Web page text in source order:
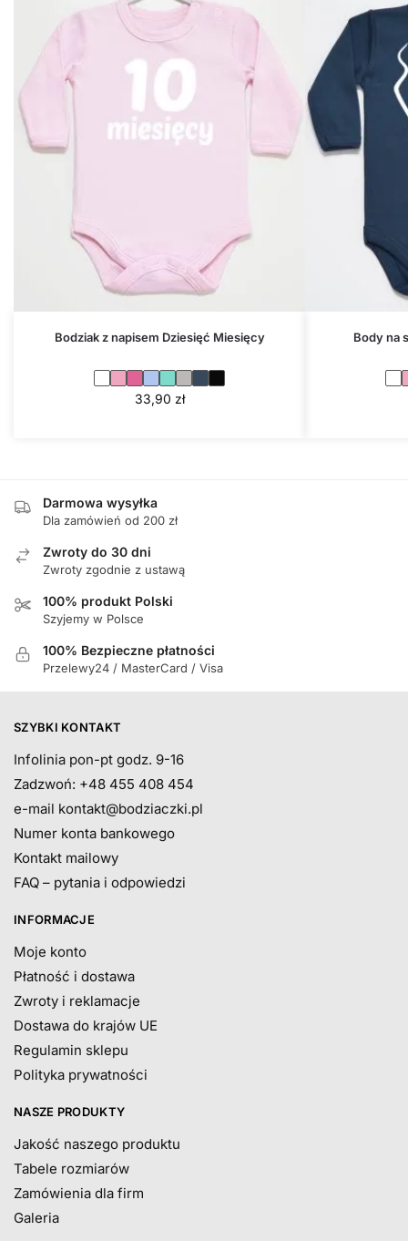
Bodziak z napisem Dziesięć Miesięcy
33,90 zł
Body na
Darmowa wysyłka
Dla zamówień od 200 zł
Zwroty do 30 dni
Zwroty zgodnie z ustawą
100% produkt Polski
Szyjemy w Polsce
100% Bezpieczne płatności
Przelewy24 / MasterCard / Visa
SZYBKI KONTAKT
Infolinia pon-pt godz. 9-16
Zadzwoń: +48 455 408 454
e-mail kontakt@bodziaczki.pl
Numer konta bankowego
Kontakt mailowy
FAQ – pytania i odpowiedzi
INFORMACJE
Moje konto
Płatność i dostawa
Zwroty i reklamacje
Dostawa do krajów UE
Regulamin sklepu
Polityka prywatności
NASZE PRODUKTY
Jakość naszego produktu
Tabele rozmiarów
Zamówienia dla firm
Galeria